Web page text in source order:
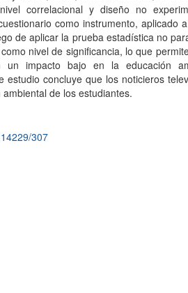
correlacional y diseño no
como instrumento, aplicado
de aplicar la prueba estadística no
nivel de significancia, lo que
un impacto bajo en la educación
estudio concluye que los noticieros
de los estudiantes.
307